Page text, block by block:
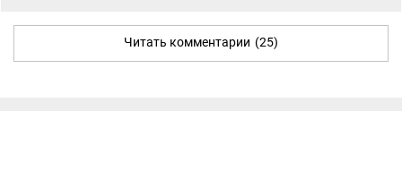
Читать комментарии (25)